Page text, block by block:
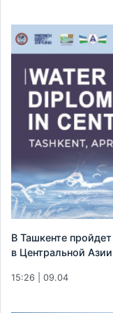
В Ташкенте
в Центральной Азии
15:26 | 09.04